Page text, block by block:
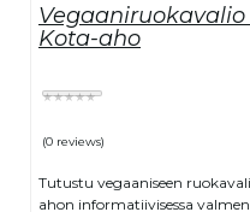
Kota-aho
(0 reviews)
Tutustu vegaaniseen
ahon informatiivisessa